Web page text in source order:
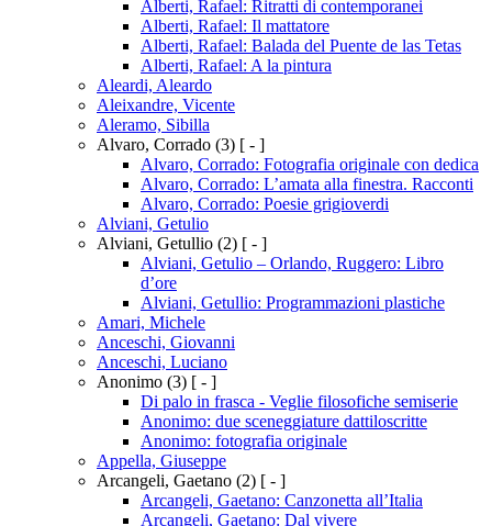
Alberti, Rafael: Ritratti di contemporanei
Alberti, Rafael: Il mattatore
Alberti, Rafael: Balada del Puente de las Tetas
Alberti, Rafael: A la pintura
Aleardi, Aleardo
Aleixandre, Vicente
Aleramo, Sibilla
Alvaro, Corrado (3) [ - ]
Alvaro, Corrado: Fotografia originale con dedica
Alvaro, Corrado: L’amata alla finestra. Racconti
Alvaro, Corrado: Poesie grigioverdi
Alviani, Getulio
Alviani, Getullio (2) [ - ]
Alviani, Getulio – Orlando, Ruggero: Libro
d’ore
Alviani, Getullio: Programmazioni plastiche
Amari, Michele
Anceschi, Giovanni
Anceschi, Luciano
Anonimo (3) [ - ]
Di palo in frasca - Veglie filosofiche semiserie
Anonimo: due sceneggiature dattiloscritte
Anonimo: fotografia originale
Appella, Giuseppe
Arcangeli, Gaetano (2) [ - ]
Arcangeli, Gaetano: Canzonetta all’Italia
Arcangeli, Gaetano: Dal vivere